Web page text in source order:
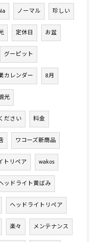
ノーマル 珍しい
定休日 お盆
グーピット
カレンダー 8月
光
ださい 料金
ワコーズ新商品
トリペア wakos
ッドライト黄ばみ
ヘッドライトリペア
楽々 メンテナンス